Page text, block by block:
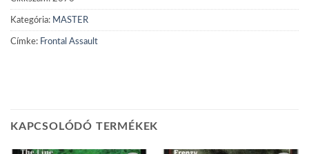
Kategória: MASTER
Címke: Frontal Assault
KAPCSOLÓDÓ TERMÉKEK